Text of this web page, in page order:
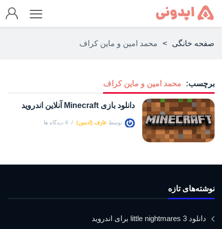
صفحه خانگی > محمد امین و ماین کراف
برچسب: محمد امین و ماین کراف
دانلود بازی Minecraft آنلاین اندروید
توسط عارف (ادمین) 4 دیدگاه ها
نوشته‌های تازه
دانلود little nightmares 3 برای اندروید